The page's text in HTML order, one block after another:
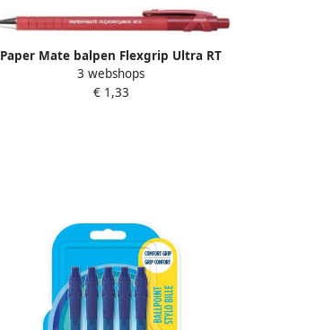
Paper Mate balpen Flexgrip Ultra RT
medium rood
3 webshops
€ 1,33